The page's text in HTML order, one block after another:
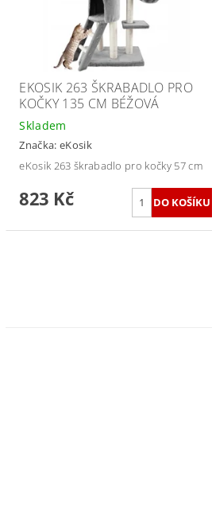
EKOSIK 263 ŠKRABADLO PRO
KOČKY 135 CM BÉŽOVÁ
Skladem
Značka: eKosik
eKosik 263 škrabadlo pro kočky 57 cm
823 Kč